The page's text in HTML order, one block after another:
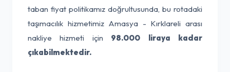
taban fiyat politikamız doğrultusunda, bu rotadaki
taşımacılık hizmetimiz Amasya - Kırklareli arası
nakliye hizmeti için 98.000 liraya kadar
çıkabilmektedir.